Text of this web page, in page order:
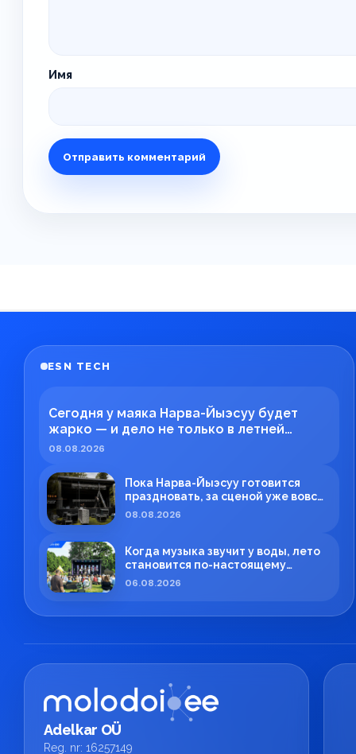
Имя
ESN TECH
Сегодня у маяка Нарва-Йыэсуу будет
жарко — и дело не только в летней
погоде!
08.08.2026
Пока Нарва-Йыэсуу готовится
праздновать, за сценой уже вовсю
кипит работа!
08.08.2026
Когда музыка звучит у воды, лето
становится по-настоящему
особенным.
06.08.2026
Adelkar OÜ
Reg. nr: 16257149